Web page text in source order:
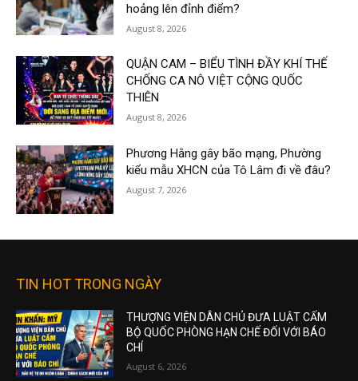
hoảng lên đỉnh điểm?
August 8, 2026
QUẬN CAM – BIỂU TÌNH ĐẦY KHÍ THẾ
CHỐNG CA NÔ VIỆT CỘNG QUỐC
THIÊN
August 8, 2026
Phương Hằng gây bão mạng, Phường
kiểu mẫu XHCN của Tô Lâm đi về đâu?
August 7, 2026
TIN HOT TRONG NGÀY
THƯỢNG VIỆN DÂN CHỦ ĐƯA LUẬT CẤM
BỘ QUỐC PHÒNG HẠN CHẾ ĐỐI VỚI BÁO
CHÍ
August 6, 2026